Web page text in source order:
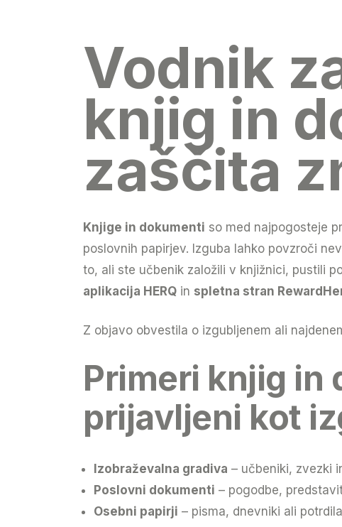
Vodnik
knjig in
zaščita
Knjige in dokumenti so med najpogosteje
poslovnih papirjev. Izguba lahko povzroči
to, ali ste učbenik založili v knjižnici, pustili
aplikacija HERQ in spletna stran
Z objavo obvestila o izgubljenem ali
Primeri knjig in
prijavljeni kot
Izobraževalna gradiva – učbeniki, zvezki
Poslovni dokumenti – pogodbe,
Osebni papirji – pisma, dnevniki ali